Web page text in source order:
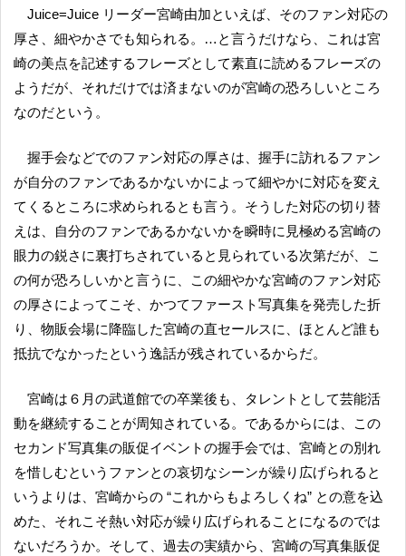
Juice=Juice リーダー宮崎由加といえば、そのファン対応の
厚さ、細やかさでも知られる。…と言うだけなら、これは宮
崎の美点を記述するフレーズとして素直に読めるフレーズの
ようだが、それだけでは済まないのが宮崎の恐ろしいところ
なのだという。
握手会などでのファン対応の厚さは、握手に訪れるファン
が自分のファンであるかないかによって細やかに対応を変え
てくるところに求められるとも言う。そうした対応の切り替
えは、自分のファンであるかないかを瞬時に見極める宮崎の
眼力の鋭さに裏打ちされていると見られている次第だが、こ
の何が恐ろしいかと言うに、この細やかな宮崎のファン対応
の厚さによってこそ、かつてファースト写真集を発売した折
り、物販会場に降臨した宮崎の直セールスに、ほとんど誰も
抵抗でなかったという逸話が残されているからだ。
宮崎は６月の武道館での卒業後も、タレントとして芸能活
動を継続することが周知されている。であるからには、この
セカンド写真集の販促イベントの握手会では、宮崎との別れ
を惜しむというファンとの哀切なシーンが繰り広げられると
いうよりは、宮崎からの “これからもよろしくね” との意を込
めた、それこそ熱い対応が繰り広げられることになるのでは
ないだろうか。そして、過去の実績から、宮崎の写真集販促